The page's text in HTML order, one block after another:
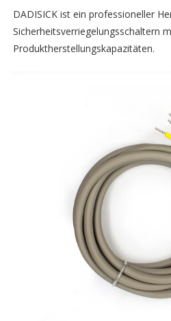
DADISICK ist ein professioneller
Sicherheitsverriegelungsschaltern
Produktherstellungskapazitäten.